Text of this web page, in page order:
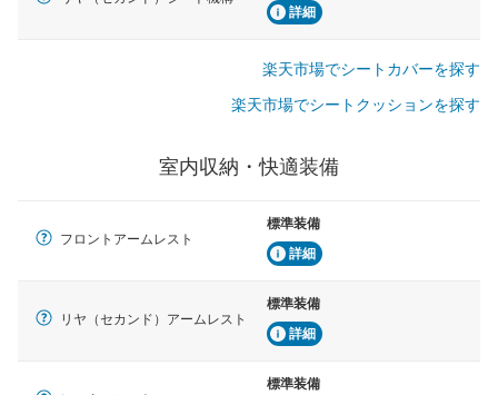
詳細
楽天市場でシートカバーを探す
楽天市場でシートクッションを探す
室内収納・快適装備
フロントアームレスト
標準装備
詳細
リヤ（セカンド）アームレスト
標準装備
詳細
標準装備